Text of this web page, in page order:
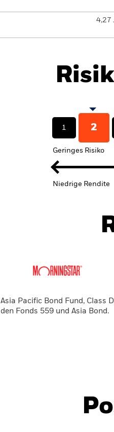
4,27
1 2
Geringes Risiko
Niedrige Rendite
Pacific Bond Fund, Class
Fonds 559 und Asia Bond.